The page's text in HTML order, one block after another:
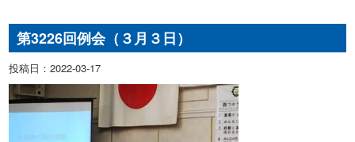
第3226回例会（３月３日）
投稿日：2022-03-17